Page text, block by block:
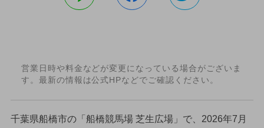
営業日時や料金などが変更になっている場合がございま
す。最新の情報は公式HPなどでご確認ください。
千葉県船橋市の「船橋競馬場 芝生広場」で、2026年7月